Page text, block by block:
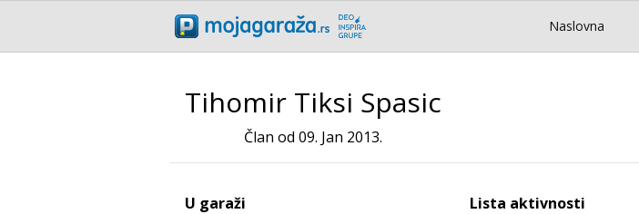
Naslovna
Tihomir Tiksi Spasic
Član od 09. Jan 2013.
U garaži Lista aktivnosti